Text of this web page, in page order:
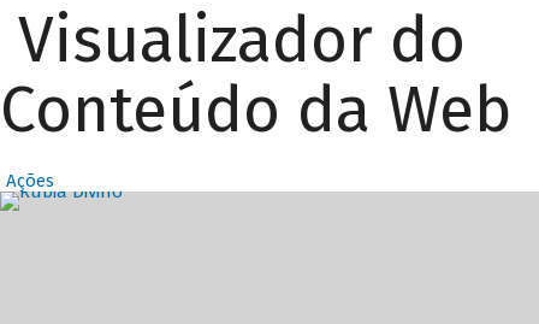
Visualizador do
Conteúdo da Web
Ações
Destaques